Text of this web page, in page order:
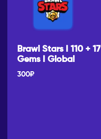
Brawl Stars I 110 + 17
Gems I Global
300₽